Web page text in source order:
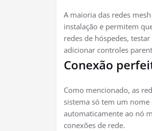
A maioria das redes
instalação e permitem
redes de hóspedes,
adicionar controles
Conexão
Como mencionado, as
sistema só tem um nome
automaticamente ao nó
conexões de rede.